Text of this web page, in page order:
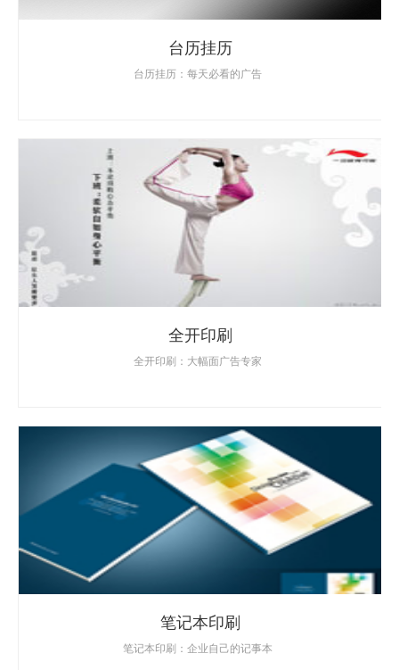
台历挂历
台历挂历：每天必看的广告
全开印刷
全开印刷：大幅面广告专家
笔记本印刷
笔记本印刷：企业自己的记事本